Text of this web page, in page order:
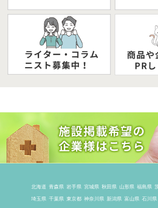
北海道 青森県 岩手県 宮城県 秋田県 山形県 福島県
埼玉県 千葉県 東京都 神奈川県 新潟県 富山県 石川県